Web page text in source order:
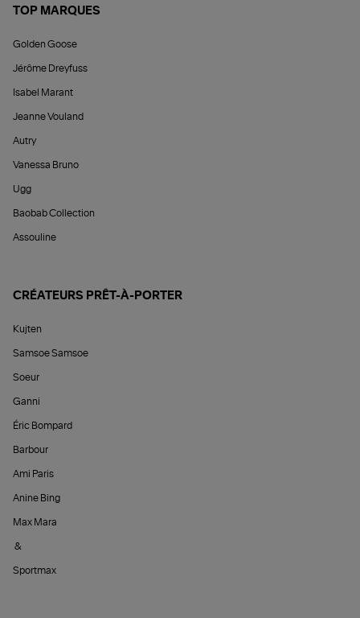
TOP MARQUES
Golden Goose
Jérôme Dreyfuss
Isabel Marant
Jeanne Vouland
Autry
Vanessa Bruno
Ugg
Baobab Collection
Assouline
CRÉATEURS PRÊT-À-PORTER
Kujten
Samsoe Samsoe
Soeur
Ganni
Éric Bompard
Barbour
Ami Paris
Anine Bing
Max Mara
&
Sportmax